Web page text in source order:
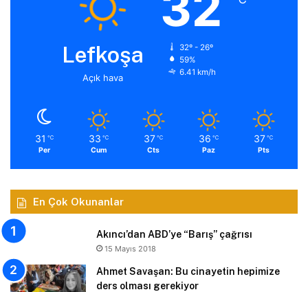
Lefkoşa
Açık hava
32º - 26º
59%
6.41 km/h
31 ℃
Per
33 ℃
Cum
37 ℃
Cts
36 ℃
Paz
37 ℃
Pts
En Çok Okunanlar
Akıncı’dan ABD’ye “Barış” çağrısı
15 Mayıs 2018
Ahmet Savaşan: Bu cinayetin hepimize
ders olması gerekiyor